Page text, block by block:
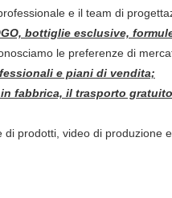
e il team di
bottiglie esclusive,
le preferenze di
e piani di vendita;
fabbrica, il trasporto
prodotti, video di produzione